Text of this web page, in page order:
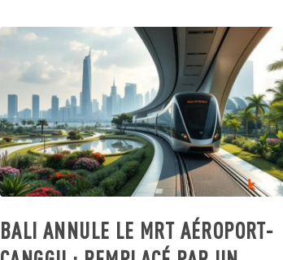
BALI ANNULE LE MRT AÉROPORT-